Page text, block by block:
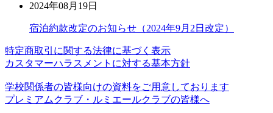
2024年08月19日
宿泊約款改定のお知らせ（2024年9月2日改定）
特定商取引に関する法律に基づく表示
カスタマーハラスメントに対する基本方針
学校関係者の皆様向けの資料をご用意しております
プレミアムクラブ・ルミエールクラブの皆様へ